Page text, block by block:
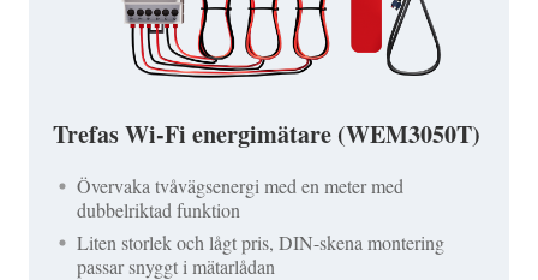
Trefas Wi-Fi energimätare (WEM3050T)
Övervaka tvåvägsenergi med en meter med
dubbelriktad funktion
Liten storlek och lågt pris, DIN-skena montering
passar snyggt i mätarlådan